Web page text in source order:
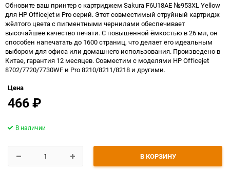
Обновите ваш принтер с картриджем Sakura F6U18AE №953XL Yellow
для HP Officejet и Pro серий. Этот совместимый струйный картридж
жёлтого цвета с пигментными чернилами обеспечивает
высочайшее качество печати. С повышенной ёмкостью в 26 мл, он
способен напечатать до 1600 страниц, что делает его идеальным
выбором для офиса или домашнего использования. Произведено в
Китае, гарантия 12 месяцев. Совместим с моделями HP Officejet
8702/7720/7730WF и Pro 8210/8211/8218 и другими.
Цена
466₽
В КОРЗИНУ
В наличии